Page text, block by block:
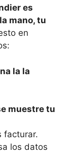
es
mano, tu
en
la la
muestre tu
facturar.
los datos